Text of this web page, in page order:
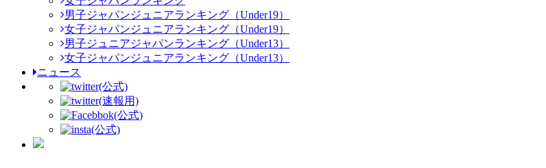
男子ジャパンジュニアランキング（Under19）
女子ジャパンジュニアランキング（Under19）
男子ジュニアジャパンランキング（Under13）
女子ジャパンジュニアランキング（Under13）
ニュース
(公式)
(速報用)
(公式)
(公式)